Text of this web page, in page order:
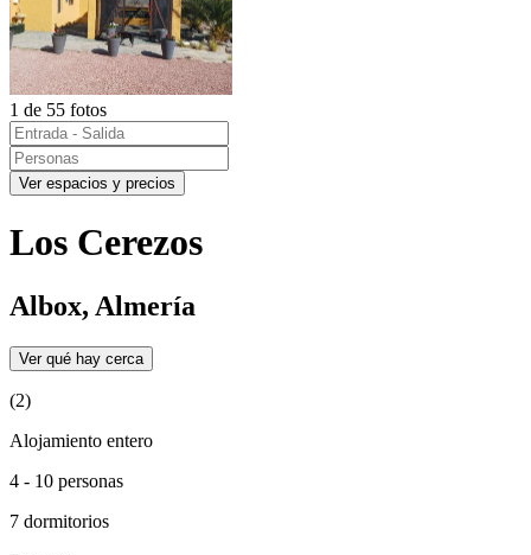
1 de 55 fotos
Ver espacios y precios
Los Cerezos
Albox, Almería
Ver qué hay cerca
(2)
Alojamiento entero
4 - 10 personas
7 dormitorios